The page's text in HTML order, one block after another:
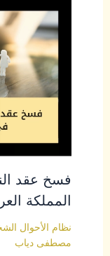
فسخ عقد
المملكة
نظام الأحوال
مصطفى دياب